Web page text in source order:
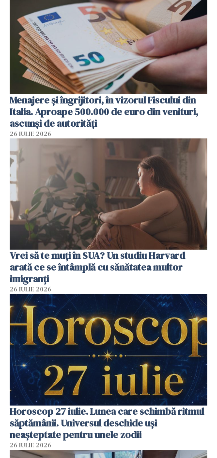
Menajere și îngrijitori, în vizorul Fiscului din
Italia. Aproape 500.000 de euro din venituri,
ascunși de autorități
26 IULIE 2026
Vrei să te muți în SUA? Un studiu Harvard
arată ce se întâmplă cu sănătatea multor
imigranți
26 IULIE 2026
Horoscop 27 iulie. Lunea care schimbă ritmul
săptămânii. Universul deschide uși
neașteptate pentru unele zodii
26 IULIE 2026